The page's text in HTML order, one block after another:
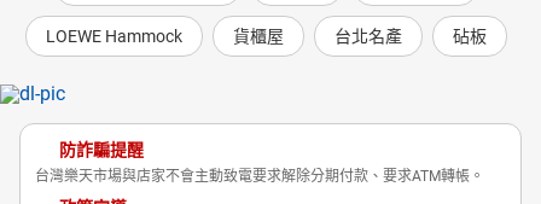
LOEWE Hammock 貨櫃屋 台北名產 砧板
防詐騙提醒
台灣樂天市場與店家不會主動致電要求解除分期付款、要求ATM轉帳。